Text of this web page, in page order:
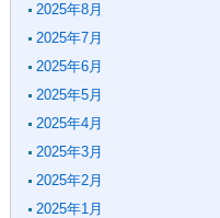
2025年8月
2025年7月
2025年6月
2025年5月
2025年4月
2025年3月
2025年2月
2025年1月